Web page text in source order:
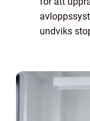
undviks